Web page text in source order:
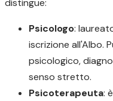
distingue:
Psicologo:
iscrizione all'Albo.
psicologico,
senso stretto.
Psicoterapeuta: